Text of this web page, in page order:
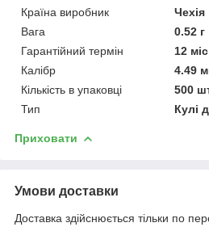
Країна виробник
Чехія
Вага
0.52 г
Гарантійний термін
12 міс
Калібр
4.49
Кількість в упаковці
500
Тип
Кулі
Приховати
Умови доставки
Доставка здійснюється тільки по